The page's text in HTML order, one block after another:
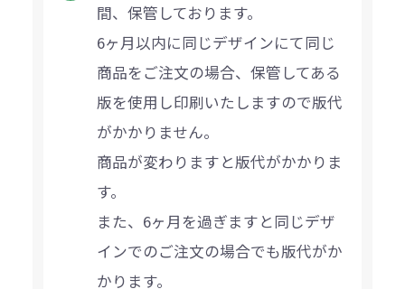
間、保管しております。
6ヶ月以内に同じデザインにて同じ
商品をご注文の場合、保管してある
版を使用し印刷いたしますので版代
がかかりません。
商品が変わりますと版代がかかりま
す。
また、6ヶ月を過ぎますと同じデザ
インでのご注文の場合でも版代がか
かります。